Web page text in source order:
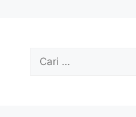
untuk: